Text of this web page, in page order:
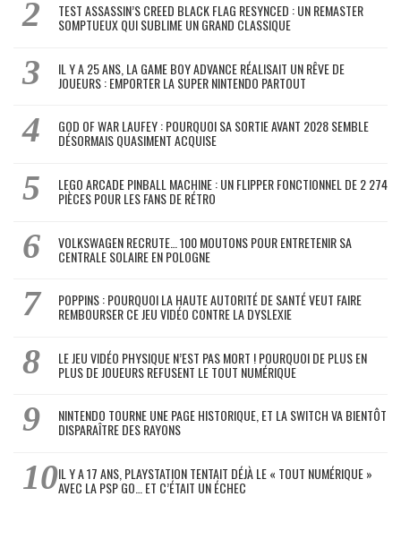
TEST ASSASSIN’S CREED BLACK FLAG RESYNCED : UN REMASTER
SOMPTUEUX QUI SUBLIME UN GRAND CLASSIQUE
IL Y A 25 ANS, LA GAME BOY ADVANCE RÉALISAIT UN RÊVE DE
JOUEURS : EMPORTER LA SUPER NINTENDO PARTOUT
GOD OF WAR LAUFEY : POURQUOI SA SORTIE AVANT 2028 SEMBLE
DÉSORMAIS QUASIMENT ACQUISE
LEGO ARCADE PINBALL MACHINE : UN FLIPPER FONCTIONNEL DE 2 274
PIÈCES POUR LES FANS DE RÉTRO
VOLKSWAGEN RECRUTE… 100 MOUTONS POUR ENTRETENIR SA
CENTRALE SOLAIRE EN POLOGNE
POPPINS : POURQUOI LA HAUTE AUTORITÉ DE SANTÉ VEUT FAIRE
REMBOURSER CE JEU VIDÉO CONTRE LA DYSLEXIE
LE JEU VIDÉO PHYSIQUE N’EST PAS MORT ! POURQUOI DE PLUS EN
PLUS DE JOUEURS REFUSENT LE TOUT NUMÉRIQUE
NINTENDO TOURNE UNE PAGE HISTORIQUE, ET LA SWITCH VA BIENTÔT
DISPARAÎTRE DES RAYONS
IL Y A 17 ANS, PLAYSTATION TENTAIT DÉJÀ LE « TOUT NUMÉRIQUE »
AVEC LA PSP GO… ET C’ÉTAIT UN ÉCHEC